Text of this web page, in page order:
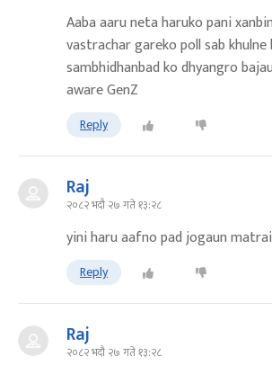
Aaba aaru neta haruko pani
vastrachar gareko poll sab khulne
sambhidhanbad ko dhyangro
aware GenZ
Reply
Raj
२०८२ भदौ २७ गते १३:२८
yini haru aafno pad jogaun
Reply
Raj
२०८२ भदौ २७ गते १३:२८